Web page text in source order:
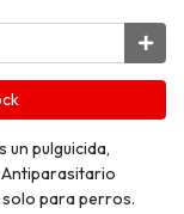
un pulguicida,
para perros.